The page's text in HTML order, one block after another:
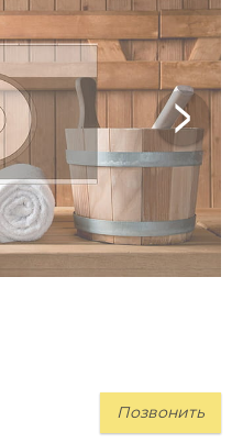
Позвонить